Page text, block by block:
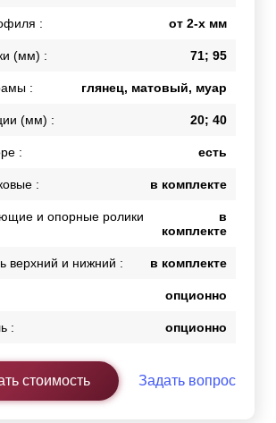
: от 2-х мм
(мм) : 71; 95
: глянец, матовый, муар
(мм) : 20; 40
: есть
: в комплекте
и опорные ролики
в
комплекте
верхний и нижний : в комплекте
опционно
: опционно
стоимость Задать вопрос